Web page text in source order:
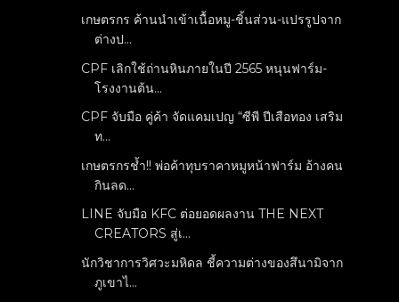
เกษตรกร ค้านนำเข้าเนื้อหมู-ชิ้นส่วน-แปรรูปจาก
ต่างป...
CPF เลิกใช้ถ่านหินภายในปี 2565 หนุนฟาร์ม-
โรงงานต้น...
CPF จับมือ คู่ค้า จัดแคมเปญ “ซีพี ปีเสือทอง เสริม
ท...
เกษตรกรช้ำ!! พ่อค้าทุบราคาหมูหน้าฟาร์ม อ้างคน
กินลด...
LINE จับมือ KFC ต่อยอดผลงาน THE NEXT
CREATORS สู่เ...
นักวิชาการวิศวะมหิดล ชี้ความต่างของสึนามิจาก
ภูเขาไ...